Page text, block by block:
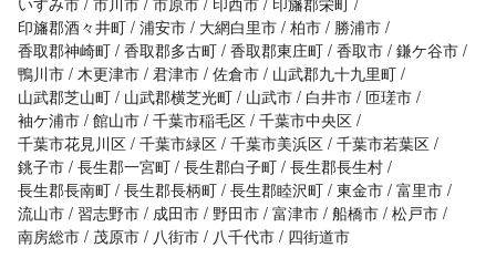
印旛郡酒々井町 浦安市 大網白里市 柏市
勝浦市
香取郡神崎町 香取郡多古町 香取郡東庄町 香取市 鎌ケ谷市
鴨川市 木更津市 君津市 佐倉市
山武郡九十九里町
山武郡芝山町
山武郡横芝光町 山武市 白井市 匝瑳市
袖ケ浦市 館山市 千葉市稲毛区 千葉市中央区
千葉市花見川区 千葉市緑区 千葉市美浜区 千葉市若葉区
銚子市 長生郡一宮町 長生郡白子町 長生郡長生村
長生郡長南町 長生郡長柄町 長生郡睦沢町 東金市 富里市
流山市
習志野市 成田市 野田市 富津市 船橋市 松戸市
南房総市
茂原市 八街市 八千代市
四街道市